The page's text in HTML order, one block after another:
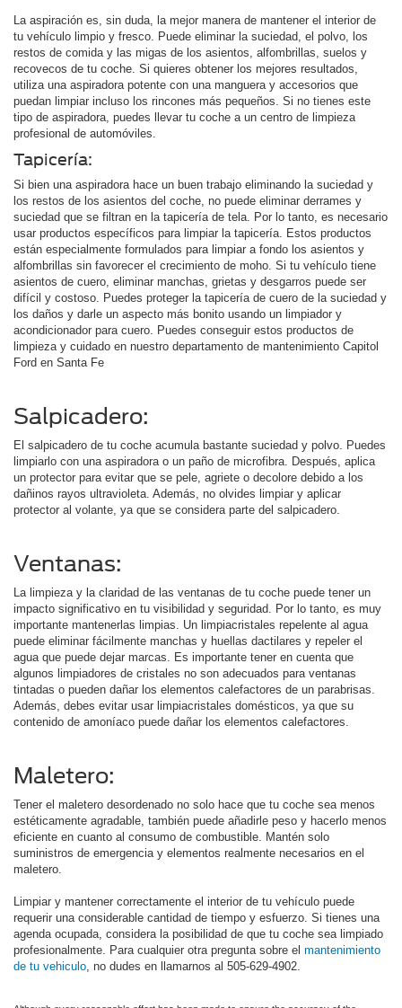
La aspiración es, sin duda, la mejor manera de mantener el interior de
tu vehículo limpio y fresco. Puede eliminar la suciedad, el polvo, los
restos de comida y las migas de los asientos, alfombrillas, suelos y
recovecos de tu coche. Si quieres obtener los mejores resultados,
utiliza una aspiradora potente con una manguera y accesorios que
puedan limpiar incluso los rincones más pequeños. Si no tienes este
tipo de aspiradora, puedes llevar tu coche a un centro de limpieza
profesional de automóviles.
Tapicería:
Si bien una aspiradora hace un buen trabajo eliminando la suciedad y
los restos de los asientos del coche, no puede eliminar derrames y
suciedad que se filtran en la tapicería de tela. Por lo tanto, es necesario
usar productos específicos para limpiar la tapicería. Estos productos
están especialmente formulados para limpiar a fondo los asientos y
alfombrillas sin favorecer el crecimiento de moho. Si tu vehículo tiene
asientos de cuero, eliminar manchas, grietas y desgarros puede ser
difícil y costoso. Puedes proteger la tapicería de cuero de la suciedad y
los daños y darle un aspecto más bonito usando un limpiador y
acondicionador para cuero. Puedes conseguir estos productos de
limpieza y cuidado en nuestro departamento de mantenimiento Capitol
Ford en Santa Fe
Salpicadero:
El salpicadero de tu coche acumula bastante suciedad y polvo. Puedes
limpiarlo con una aspiradora o un paño de microfibra. Después, aplica
un protector para evitar que se pele, agriete o decolore debido a los
dañinos rayos ultravioleta. Además, no olvides limpiar y aplicar
protector al volante, ya que se considera parte del salpicadero.
Ventanas:
La limpieza y la claridad de las ventanas de tu coche puede tener un
impacto significativo en tu visibilidad y seguridad. Por lo tanto, es muy
importante mantenerlas limpias. Un limpiacristales repelente al agua
puede eliminar fácilmente manchas y huellas dactilares y repeler el
agua que puede dejar marcas. Es importante tener en cuenta que
algunos limpiadores de cristales no son adecuados para ventanas
tintadas o pueden dañar los elementos calefactores de un parabrisas.
Además, debes evitar usar limpiacristales domésticos, ya que su
contenido de amoníaco puede dañar los elementos calefactores.
Maletero:
Tener el maletero desordenado no solo hace que tu coche sea menos
estéticamente agradable, también puede añadirle peso y hacerlo menos
eficiente en cuanto al consumo de combustible. Mantén solo
suministros de emergencia y elementos realmente necesarios en el
maletero.
Limpiar y mantener correctamente el interior de tu vehículo puede
requerir una considerable cantidad de tiempo y esfuerzo. Si tienes una
agenda ocupada, considera la posibilidad de que tu coche sea limpiado
profesionalmente. Para cualquier otra pregunta sobre el mantenimiento
de tu vehiculo , no dudes en llamarnos al 505-629-4902.